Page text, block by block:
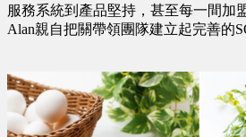
服務系統到產品堅持，甚至每一間加
Alan親自把關帶領團隊建立起完善的